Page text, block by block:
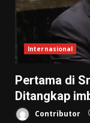
Internasional
Pertama di
Ditangkap
Contributor